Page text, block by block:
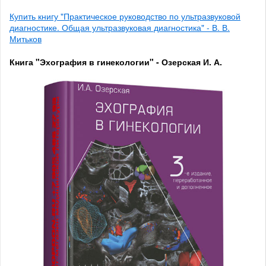
Купить книгу "Практическое руководство по ультразвуковой
диагностике. Общая ультразвуковая диагностика" - В. В.
Митьков
Книга "Эхография в гинекологии" - Озерская И. А.